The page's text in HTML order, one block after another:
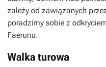
zależy od zawiązanych
poradzimy sobie z
Faerunu.
Walka turowa